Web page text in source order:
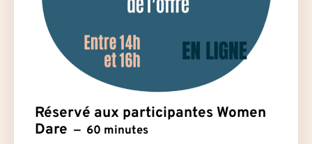
Réservé aux participantes Women
Dare
60 minutes